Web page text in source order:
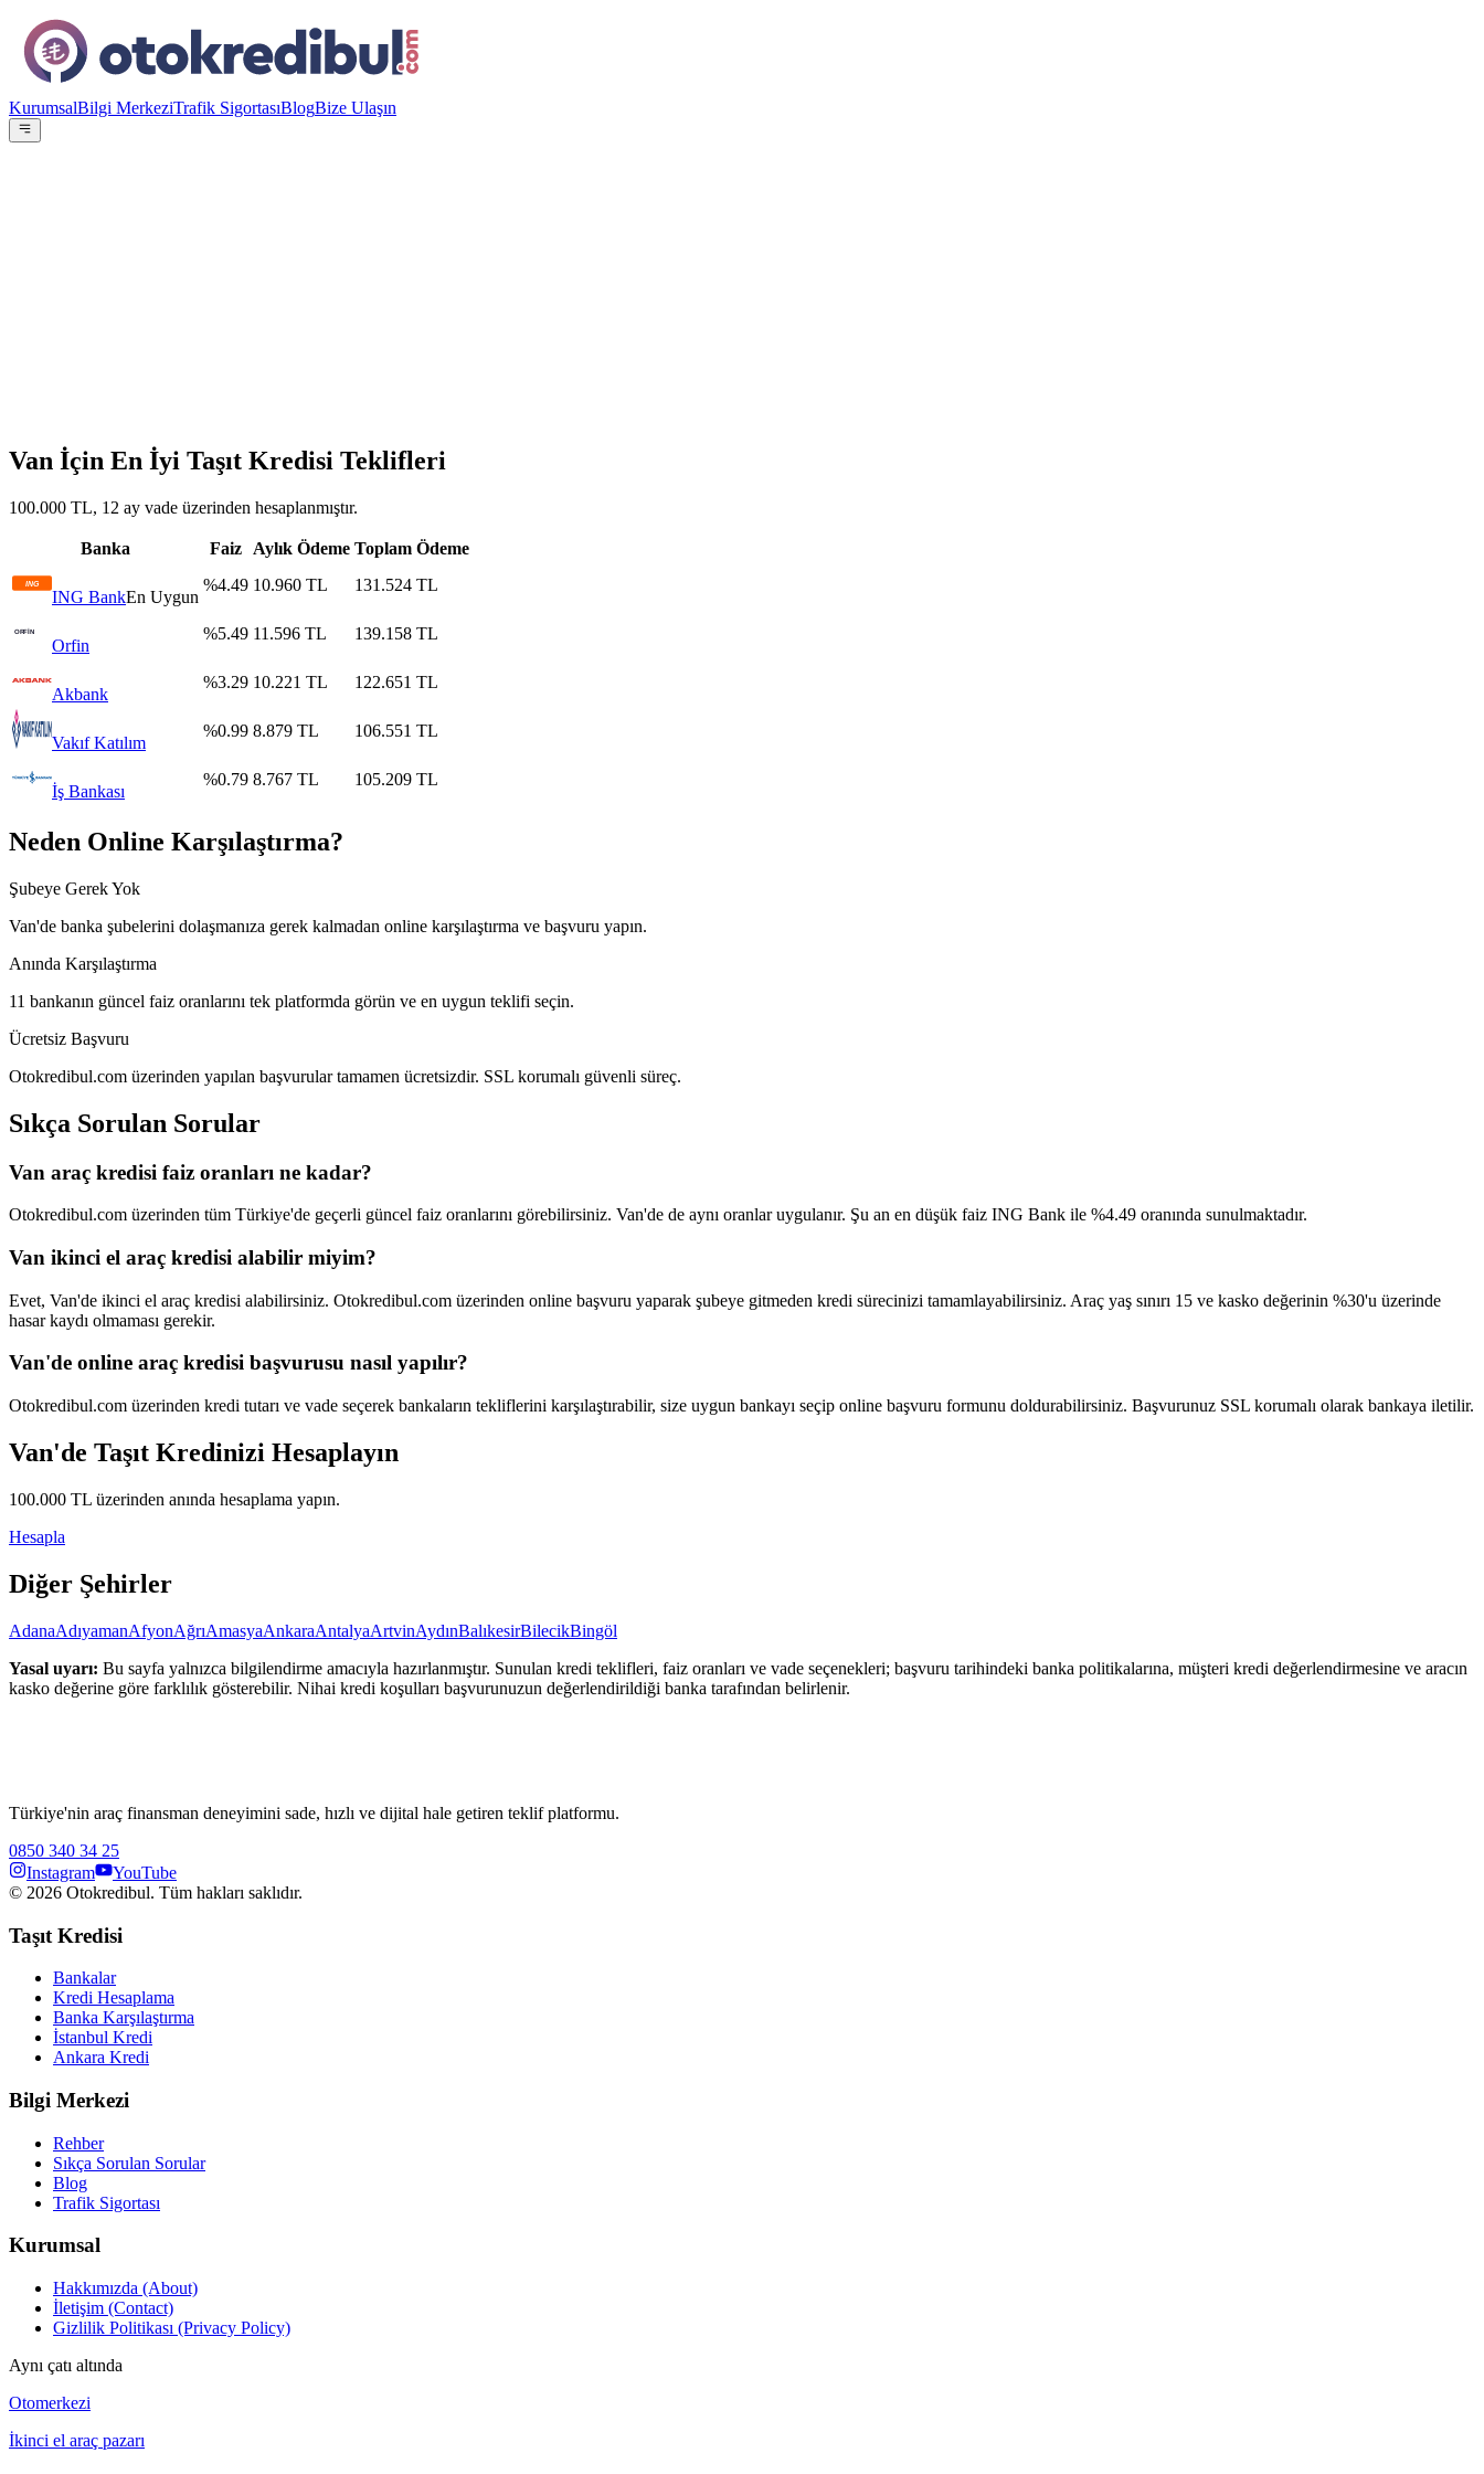
KurumsalBilgi MerkeziTrafik SigortasıBlogBize Ulaşın
Van İçin En İyi Taşıt Kredisi Teklifleri
100.000 TL, 12 ay vade üzerinden hesaplanmıştır.
Banka Faiz Aylık Ödeme Toplam Ödeme
ING BankEn Uygun
%4.49 10.960 TL 131.524 TL
Orfin
%5.49 11.596 TL 139.158 TL
Akbank
%3.29 10.221 TL 122.651 TL
Vakıf Katılım
%0.99 8.879 TL 106.551 TL
İş Bankası
%0.79 8.767 TL 105.209 TL
Neden Online Karşılaştırma?
Şubeye Gerek Yok
Van'de banka şubelerini dolaşmanıza gerek kalmadan online karşılaştırma ve başvuru yapın.
Anında Karşılaştırma
11 bankanın güncel faiz oranlarını tek platformda görün ve en uygun teklifi seçin.
Ücretsiz Başvuru
Otokredibul.com üzerinden yapılan başvurular tamamen ücretsizdir. SSL korumalı güvenli süreç.
Sıkça Sorulan Sorular
Van araç kredisi faiz oranları ne kadar?
Otokredibul.com üzerinden tüm Türkiye'de geçerli güncel faiz oranlarını görebilirsiniz. Van'de de aynı oranlar uygulanır. Şu an en düşük faiz ING Bank ile %4.49 oranında sunulmaktadır.
Van ikinci el araç kredisi alabilir miyim?
Evet, Van'de ikinci el araç kredisi alabilirsiniz. Otokredibul.com üzerinden online başvuru yaparak şubeye gitmeden kredi sürecinizi tamamlayabilirsiniz. Araç yaş sınırı 15 ve kasko değerinin %30'u üzerinde
hasar kaydı olmaması gerekir.
Van'de online araç kredisi başvurusu nasıl yapılır?
Otokredibul.com üzerinden kredi tutarı ve vade seçerek bankaların tekliflerini karşılaştırabilir, size uygun bankayı seçip online başvuru formunu doldurabilirsiniz. Başvurunuz SSL korumalı olarak bankaya iletilir.
Van'de Taşıt Kredinizi Hesaplayın
100.000 TL üzerinden anında hesaplama yapın.
Hesapla
Diğer Şehirler
AdanaAdıyamanAfyonAğrıAmasyaAnkaraAntalyaArtvinAydınBalıkesirBilecikBingöl
Yasal uyarı: Bu sayfa yalnızca bilgilendirme amacıyla hazırlanmıştır. Sunulan kredi teklifleri, faiz oranları ve vade seçenekleri; başvuru tarihindeki banka politikalarına, müşteri kredi değerlendirmesine ve aracın
kasko değerine göre farklılık gösterebilir. Nihai kredi koşulları başvurunuzun değerlendirildiği banka tarafından belirlenir.
Türkiye'nin araç finansman deneyimini sade, hızlı ve dijital hale getiren teklif platformu.
0850 340 34 25
Instagram
YouTube
© 2026 Otokredibul. Tüm hakları saklıdır.
Taşıt Kredisi
Bankalar
Kredi Hesaplama
Banka Karşılaştırma
İstanbul Kredi
Ankara Kredi
Bilgi Merkezi
Rehber
Sıkça Sorulan Sorular
Blog
Trafik Sigortası
Kurumsal
Hakkımızda (About)
İletişim (Contact)
Gizlilik Politikası (Privacy Policy)
Aynı çatı altında
Otomerkezi
İkinci el araç pazarı